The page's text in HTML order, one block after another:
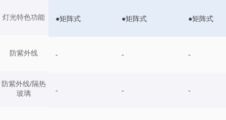
灯光特色功能
防紫外线
防紫外线/隔热
玻璃
●矩阵式 ●矩阵式 ●矩阵式
- - -
- - -